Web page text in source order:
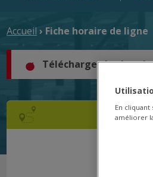
Accueil › Fiche horaire de ligne
Téléchargez les
En
améliorer